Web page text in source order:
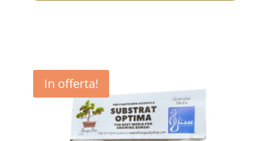
In offerta!